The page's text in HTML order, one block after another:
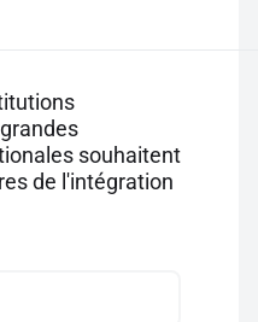
souhaitent
de l'intégration